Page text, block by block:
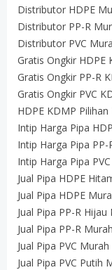
Distributor HDPE
Distributor PP-R
Distributor PVC
Gratis Ongkir HDPE
Gratis Ongkir PP-R
Gratis Ongkir PVC
HDPE KDMP
Intip Harga Pipa
Intip Harga Pipa PP-
Intip Harga Pipa
Jual Pipa HDPE
Jual Pipa HDPE
Jual Pipa PP-R Hijau
Jual Pipa PP-R Murah
Jual Pipa PVC Murah
Jual Pipa PVC Putih